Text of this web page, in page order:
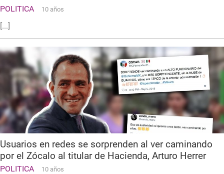
POLITICA 10 años
[...]
Usuarios en redes se sorprenden al ver caminando
por el Zócalo al titular de Hacienda, Arturo Herrer
POLITICA 10 años